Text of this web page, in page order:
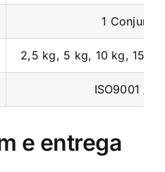
1 Conjunto
2,5 kg, 5 kg, 10 kg, 15
ISO9001 /
e entrega